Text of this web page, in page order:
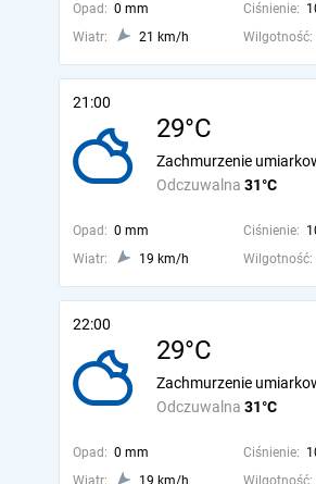
Opad: 0 mm Ciśnienie:
Wiatr:
21 km/h Wilgotność:
21:00
29°C
Odczuwalna 31°C
Zachmurzenie
Opad: 0 mm Ciśnienie:
Wiatr:
19 km/h Wilgotność:
22:00
29°C
Odczuwalna 31°C
Zachmurzenie
Opad: 0 mm Ciśnienie:
Wiatr:
19 km/h Wilgotność: